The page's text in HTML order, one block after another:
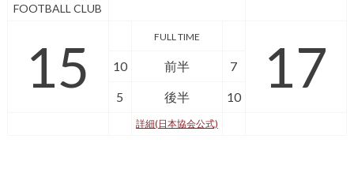
FOOTBALL CLUB
15 FULL TIME 17
10 前半 7
5 後半 10
詳細(日本協会公式)